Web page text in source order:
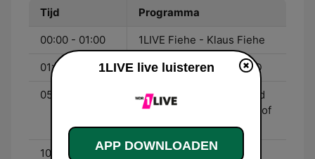
Tijd Programma
00:00 - 01:00 1LIVE Fiehe - Klaus Fiehe
01:00 - 05:00 Die junge Nacht der ARD
05:00 - 10:00
1LIVE mit Olli Briesch und
dem Imhof - Michael Imhof
und Olli Briesch
10:00 - 14:00
1LIVE mit Simon Beeck -
1LIVE live luisteren
APP DOWNLOADEN